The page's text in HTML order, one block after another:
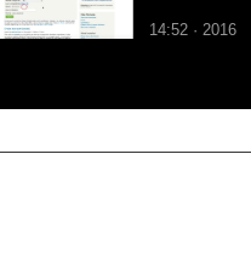
14:52 · 2016